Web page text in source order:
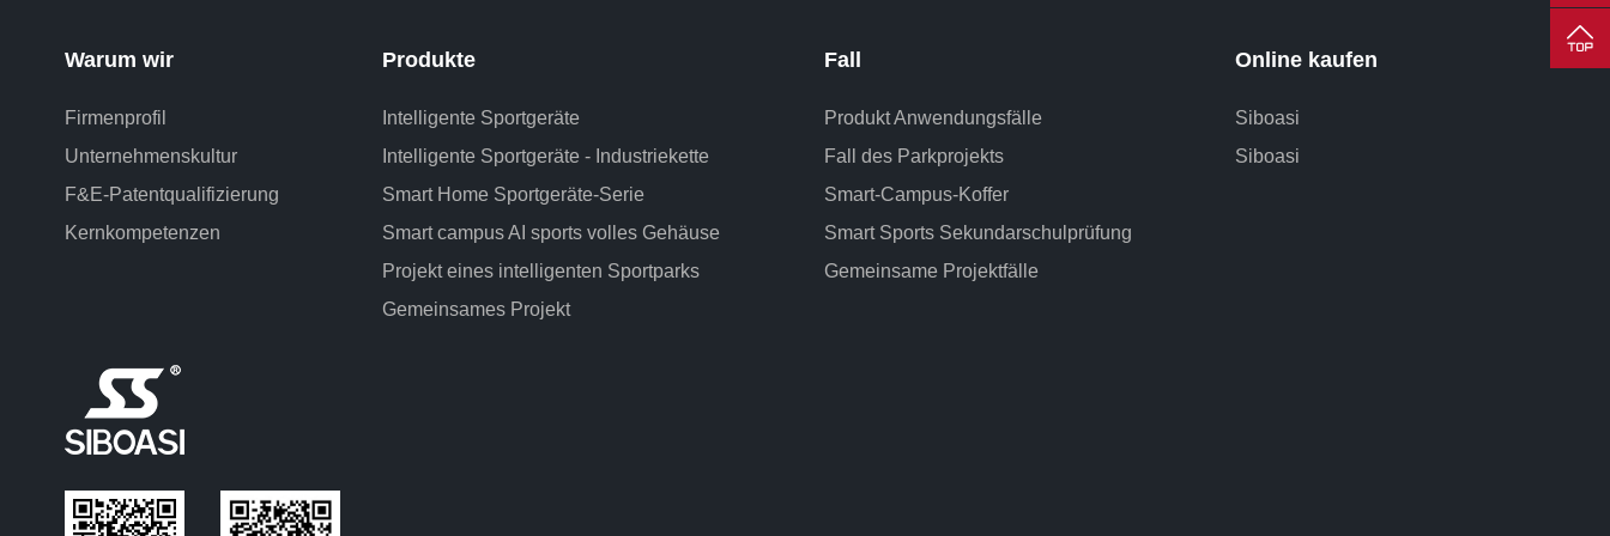
Warum wir
Firmenprofil
Unternehmenskultur
F&E-Patentqualifizierung
Kernkompetenzen
Produkte
Intelligente Sportgeräte
Intelligente Sportgeräte - Industriekette
Smart Home Sportgeräte-Serie
Smart campus AI sports volles Gehäuse
Projekt eines intelligenten Sportparks
Gemeinsames Projekt
Fall
Produkt Anwendungsfälle
Fall des Parkprojekts
Smart-Campus-Koffer
Smart Sports Sekundarschulprüfung
Gemeinsame Projektfälle
Online kaufen
Siboasi
Siboasi